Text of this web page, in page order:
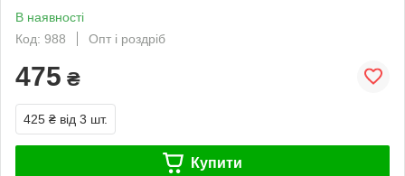
В наявності
Код: 988
Опт і роздріб
475 ₴
425 ₴ від 3 шт.
Купити